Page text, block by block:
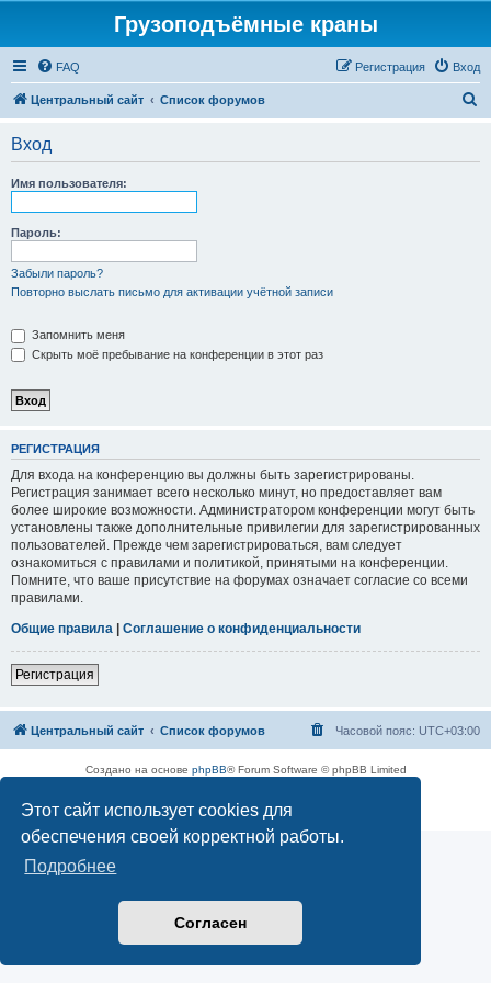
Этот сайт использует cookies для
обеспечения своей корректной работы.
Подробнее
Согласен
Грузоподъёмные краны
FAQ Вход
Регистрация
Центральный сайт Список форумов
Вход
Имя пользователя:
Пароль:
Забыли пароль?
Повторно выслать письмо для активации учётной записи
Запомнить меня
Скрыть моё пребывание на конференции в этот раз
РЕГИСТРАЦИЯ
Для входа на конференцию вы должны быть зарегистрированы.
Регистрация занимает всего несколько минут, но предоставляет вам
более широкие возможности. Администратором конференции могут быть
установлены также дополнительные привилегии для зарегистрированных
пользователей. Прежде чем зарегистрироваться, вам следует
ознакомиться с правилами и политикой, принятыми на конференции.
Помните, что ваше присутствие на форумах означает согласие со всеми
правилами.
Общие правила | Соглашение о конфиденциальности
Регистрация
Центральный сайт Список форумов Часовой пояс: UTC+03:00
Создано на основе phpBB® Forum Software © phpBB Limited
Конфиденциальность|Правила